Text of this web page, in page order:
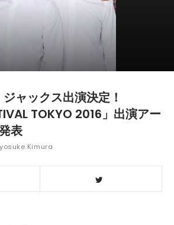
ャックス出演決定！
TOKYO 2016」出演アー
表
Kimura